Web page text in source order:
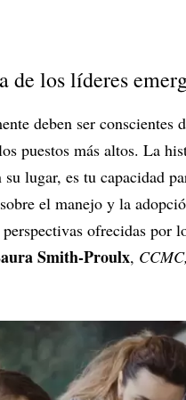
de los líderes
deben ser conscientes
puestos más altos. La
lugar, es tu capacidad
el manejo y la
ofrecidas
Smith-Proulx,